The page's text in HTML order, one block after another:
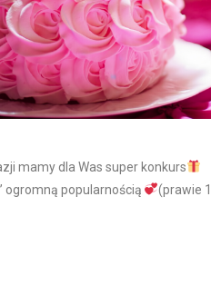
mamy dla Was super konkurs
ogromną popularnością
(prawie